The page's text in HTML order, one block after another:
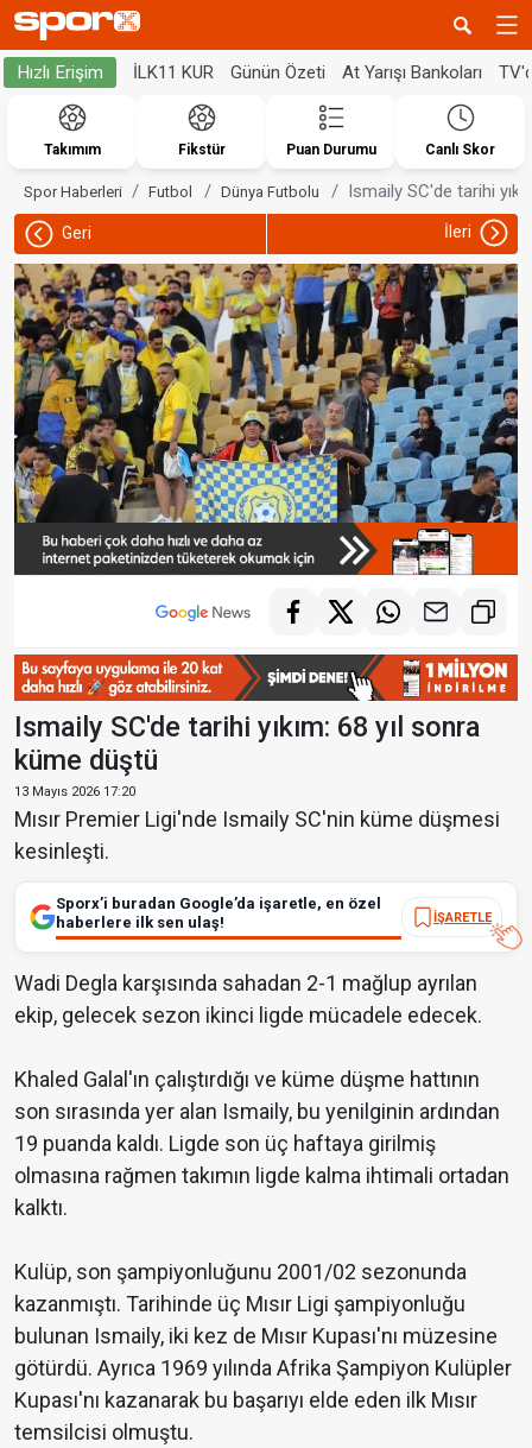
Hızlı Erişim İLK11 KUR Günün Özeti At Yarışı Bankoları
Takımım Fikstür Puan Durumu Canlı Skor
Spor Haberleri Futbol Dünya Futbolu Ismaily SC'de tarihi
Geri İleri
Ismaily SC'de tarihi yıkım: 68 yıl sonra
küme düştü
13 Mayıs 2026 17:20
Mısır Premier Ligi'nde Ismaily SC'nin küme düşmesi
kesinleşti.
Sporx’i buradan Google’da işaretle, en özel
haberlere ilk sen ulaş!
İŞARETLE
Wadi Degla karşısında sahadan 2-1 mağlup ayrılan
ekip, gelecek sezon ikinci ligde mücadele edecek.
Khaled Galal'ın çalıştırdığı ve küme düşme hattının
son sırasında yer alan Ismaily, bu yenilginin ardından
19 puanda kaldı. Ligde son üç haftaya girilmiş
olmasına rağmen takımın ligde kalma ihtimali ortadan
kalktı.
Kulüp, son şampiyonluğunu 2001/02 sezonunda
kazanmıştı. Tarihinde üç Mısır Ligi şampiyonluğu
bulunan Ismaily, iki kez de Mısır Kupası'nı müzesine
götürdü. Ayrıca 1969 yılında Afrika Şampiyon Kulüpler
Kupası'nı kazanarak bu başarıyı elde eden ilk Mısır
temsilcisi olmuştu.